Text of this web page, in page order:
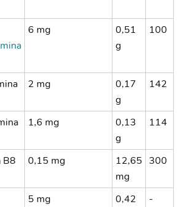
6 mg
0,51
g
100
2 mg
0,17
g
142
1,6 mg
0,13
g
114
B8 0,15 mg
12,65
mg
300
5 mg
0,42
-